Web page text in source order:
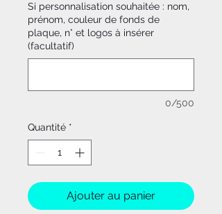
Si personnalisation souhaitée : nom,
prénom, couleur de fonds de
plaque, n° et logos à insérer
(facultatif)
0/500
Quantité *
Ajouter au panier